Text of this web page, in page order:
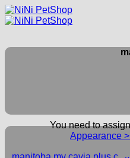
You need to
Appearance